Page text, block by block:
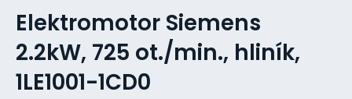
Elektromotor Siemens
2.2kW, 725 ot./min., hliník,
1LE1001-1CD0